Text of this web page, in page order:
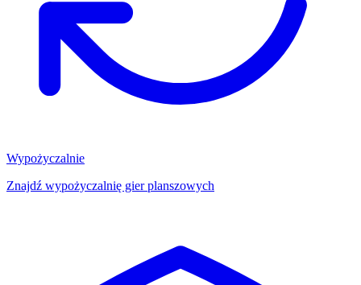
Wypożyczalnie
Znajdź wypożyczalnię gier planszowych